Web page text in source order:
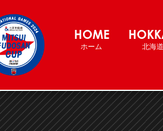
三井不動産
HOME
ホーム 北海